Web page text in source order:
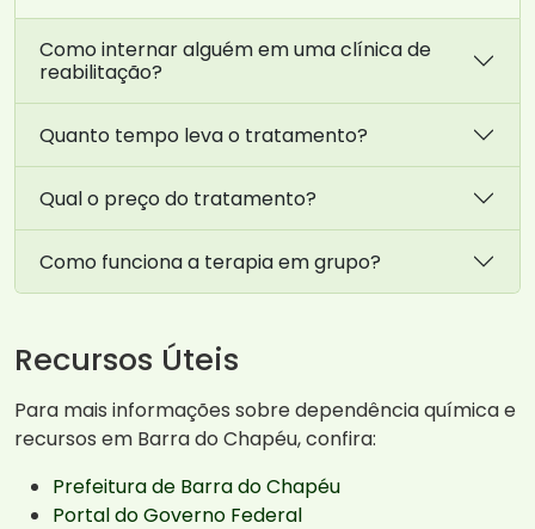
Como internar alguém em uma clínica de
reabilitação?
Quanto tempo leva o tratamento?
Qual o preço do tratamento?
Como funciona a terapia em grupo?
Recursos Úteis
Para mais informações sobre dependência química e
recursos em Barra do Chapéu, confira:
Prefeitura de Barra do Chapéu
Portal do Governo Federal